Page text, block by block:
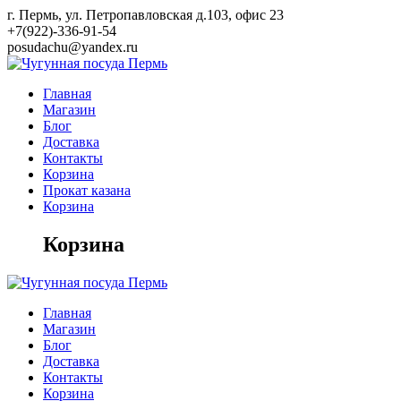
Skip
to
content
г. Пермь, ул. Петропавловская д.103, офис 23
+7(922)-336-91-54
posudachu@yandex.ru
Главная
Магазин
Блог
Доставка
Контакты
Корзина
Прокат казана
Корзина
Корзина
Главная
Магазин
Блог
Доставка
Контакты
Корзина